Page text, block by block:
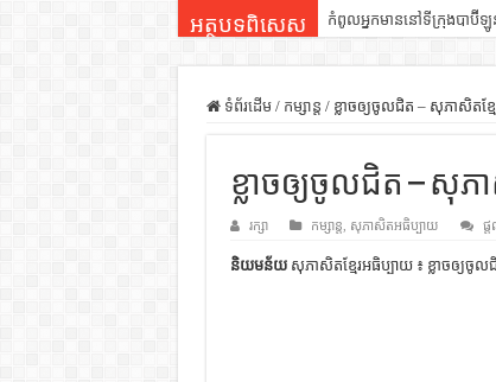
អត្ថបទពិសេស កំពូលអ្នកមាននៅទីក្រុងបាប៊ី
សិល្បះចរចា – សៀវភៅពាណិជ្
ដើមកំណើតអង្គរ – សៀវភៅ
ដើមកំណើតជនជាតិខ្មែរ – អត្ថប
ទំនាក់ទំនងកម្ពុជានិងចិន –
ទំព័រដើម / កម្សាន្ត / ខ្លាចឲ្យចូលជិត – សុភាសិតខ្ម
ខ្លាចឲ្យចូលជិត – សុភ
រក្សា កម្សាន្ត សុភាសិតអធិប្បាយ ផ្
និយមន័យសុភាសិតខ្មែរអធិប្បាយ ៖ ខ្លាចឲ្យចូល